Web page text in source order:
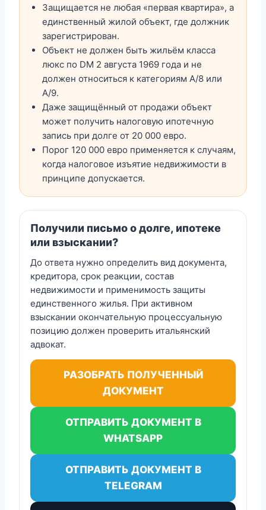
Защищается не любая «первая квартира», а
единственный жилой объект, где должник
зарегистрирован.
Объект не должен быть жильём класса
люкс по DM 2 августа 1969 года и не
должен относиться к категориям A/8 или
A/9.
Даже защищённый от продажи объект
может получить налоговую ипотечную
запись при долге от 20 000 евро.
Порог 120 000 евро применяется к случаям,
когда налоговое изъятие недвижимости в
принципе допускается.
Получили письмо о долге, ипотеке
или взыскании?
До ответа нужно определить вид документа,
кредитора, срок реакции, состав
недвижимости и применимость защиты
единственного жилья. При активном
взыскании окончательную процессуальную
позицию должен проверить итальянский
адвокат.
РАЗОБРАТЬ ПОЛУЧЕННЫЙ
ДОКУМЕНТ
ОТПРАВИТЬ ДОКУМЕНТ В
WHATSAPP
ОТПРАВИТЬ ДОКУМЕНТ В
TELEGRAM